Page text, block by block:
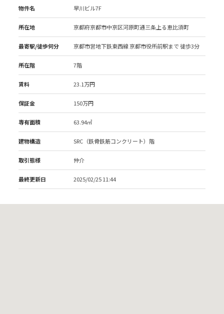
物件名 早川ビル7F
所在地 京都府京都市中京区河原町通三条上る恵比須町
最寄駅/徒歩何分 京都市営地下鉄東西線 京都市役所前駅まで 徒歩3分
所在階 7階
賃料 23.1万円
保証金 150万円
専有面積 63.94㎡
建物構造 SRC（鉄骨鉄筋コンクリート）階
取引態様 仲介
最終更新日 2025/02/25 11:44